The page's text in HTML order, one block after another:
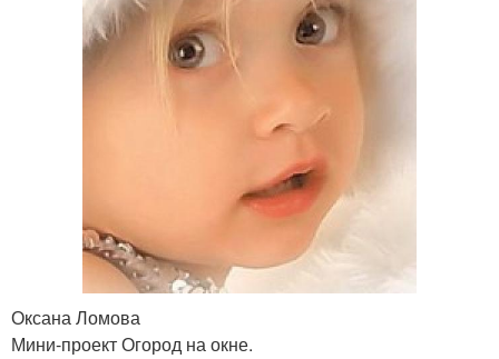
Оксана Ломова
Мини-проект Огород на окне.